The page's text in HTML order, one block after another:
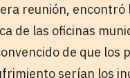
reunión, encontró
de las oficinas
de que
serían los